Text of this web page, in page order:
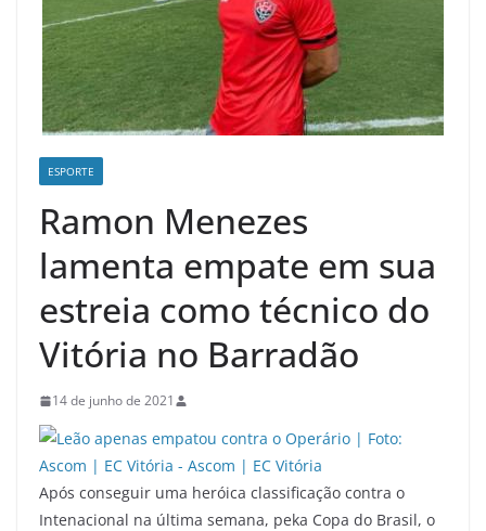
ESPORTE
Ramon Menezes
lamenta empate em sua
estreia como técnico do
Vitória no Barradão
14 de junho de 2021
Após conseguir uma heróica classificação contra o
Intenacional na última semana, peka Copa do Brasil, o